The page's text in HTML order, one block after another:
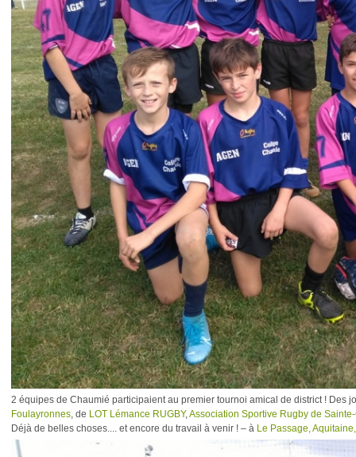
2 équipes de Chaumié participaient au premier tournoi amical de district ! Des
Foulayronnes , de LOT Lémance RUGBY,Association Sportive Rugby de
Déjà de belles choses.... et encore du travail à venir ! – à Le Passage,